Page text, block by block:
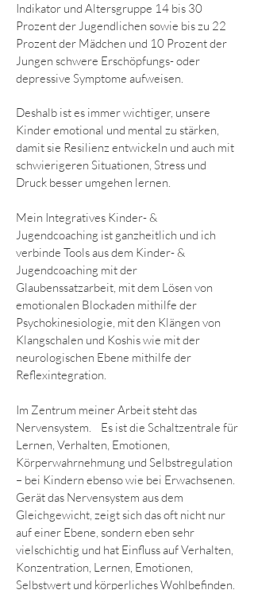
Indikator und Altersgruppe 14 bis 30
Prozent der Jugendlichen sowie bis zu 22
Prozent der Mädchen und 10 Prozent der
Jungen schwere Erschöpfungs- oder
depressive Symptome aufweisen.
Deshalb ist es immer wichtiger, unsere
Kinder emotional und mental zu stärken,
damit sie Resilienz entwickeln und auch mit
schwierigeren Situationen, Stress und
Druck besser umgehen lernen.
Mein Integratives Kinder- &
Jugendcoaching ist ganzheitlich und ich
verbinde Tools aus dem Kinder- &
Jugendcoaching mit der
Glaubenssatzarbeit, mit dem Lösen von
emotionalen Blockaden mithilfe der
Psychokinesiologie, mit den Klängen von
Klangschalen und Koshis wie mit der
neurologischen Ebene mithilfe der
Reflexintegration.
Im Zentrum meiner Arbeit steht das
Nervensystem. Es ist die Schaltzentrale für
Lernen, Verhalten, Emotionen,
Körperwahrnehmung und Selbstregulation
– bei Kindern ebenso wie bei Erwachsenen.
Gerät das Nervensystem aus dem
Gleichgewicht, zeigt sich das oft nicht nur
auf einer Ebene, sondern eben sehr
vielschichtig und hat Einfluss auf Verhalten,
Konzentration, Lernen, Emotionen,
Selbstwert und körperliches Wohlbefinden.